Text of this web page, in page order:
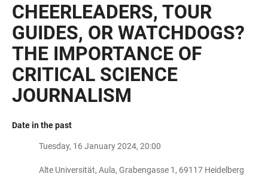
CHEERLEADERS, TOUR
GUIDES, OR WATCHDOGS?
THE IMPORTANCE OF
CRITICAL SCIENCE
JOURNALISM
Date in the past
Tuesday, 16 January 2024, 20:00
Alte Universität, Aula, Grabengasse 1, 69117 Heidelberg